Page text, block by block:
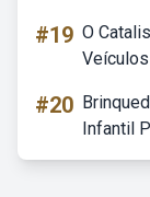
#19 O
#20
Infantil